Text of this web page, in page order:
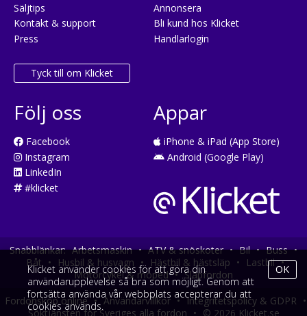
Säljtips
Kontakt & support
Press
Tyck till om Klicket
Annonsera
Bli kund hos Klicket
Handlarlogin
Följ oss
Facebook
Instagram
LinkedIn
#klicket
Appar
iPhone & iPad (App Store)
Android (Google Play)
Snabblänkar: Arbetsmaskin • ATV & snöskoter • Bil • Buss •
Båt • Husbil & husvagn • Hästbil & hästsläp • Lastbil •
Motorcykel & moped • Släpfordon
Fordonsköp online • Användarvillkor • Integritetspolicy & GDPR •
Söktjänsten för Sveriges alla fordon • © 2026 Klicket.se
Klicket använder cookies för att göra din
användarupplevelse så bra som möjligt. Genom att
fortsätta använda vår webbplats accepterar du att
cookies används.
OK